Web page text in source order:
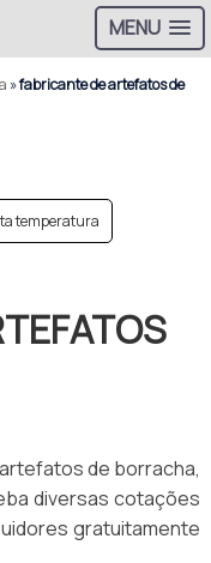
MENU
»fabricante de artefatos de
temperatura
de borracha,
diversas cotações
gratuitamente